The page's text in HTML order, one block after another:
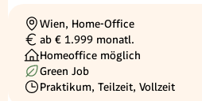
Ortschaft
Wien, Home-Office
Gehalt
ab € 1.999 monatl.
Homeoffice möglich
Green Job
Beschäftigungsart
Praktikum, Teilzeit, Vollzeit